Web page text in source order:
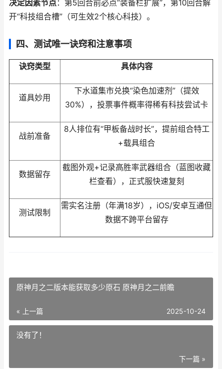
决定因素节点：第5回合前必点“装备栏扩展”，第10回合解
开“科技组合槽”（可生效2个核心科技）。
四、测试唯一诀窍和注意事项
诀窍类型 具体内容
道具妙用
下水道集市兑换“染色加速剂”（提效
30%），投票事件概率得稀有科技尝试卡
战前准备
8人排位有“甲板备战时长”，提前组合特工
+载具组合
数据留存
截图外观+记录高胜率武器组合（蓝图收藏
栏查看），正式服快速复刻
测试限制
需实名注册（年满18岁），iOS/安卓互通但
数据不跨平台留存
原神月之二版本能获取多少原石 原神月之二前瞻
« 上一篇 2025-10-24
没有了！
下一篇 »